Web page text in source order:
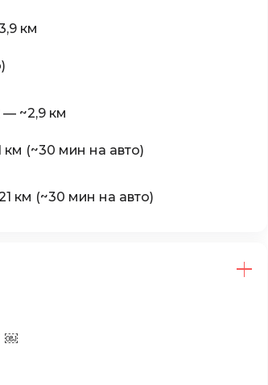
км
— ~2,9 км
(~30 мин на авто)
км (~30 мин на авто)
￼